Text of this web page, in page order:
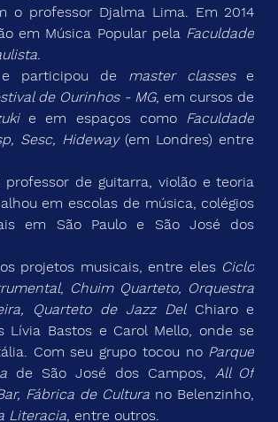
o professor Djalma Lima. Em 2014
em Música Popular pela Faculdade
e participou de
master classes
de Ourinhos - MG
e em espaços como Faculdade
Sesc, Hideway (em Londres) entre
em escolas de música, colégios
em São Paulo e São José dos
projetos musicais, entre eles
Ciclo
, Chuim Quarteto, Orquestra
Quarteto de Jazz Del Chiaro e
Lívia Bastos e Carol Mello, onde se
Com seu grupo tocou no Parque
de São José dos Campos, All Of
Fábrica de Cultura
Literacia, entre outros.